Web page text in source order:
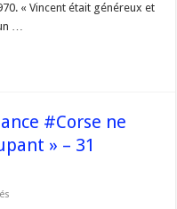
« Vincent était généreux et
…
#Corse ne
» – 31